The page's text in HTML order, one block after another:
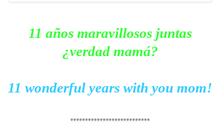
11 años maravillosos juntas
¿verdad mamá?
11 wonderful years with you mom!
***************************